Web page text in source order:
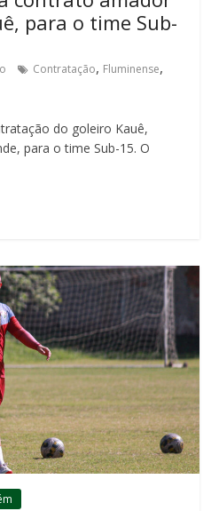
para o time Sub-
Contratação, Fluminense,
do goleiro Kauê,
para o time Sub-15. O